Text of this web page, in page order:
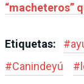
“macheteros”
Etiquetas: #
#Canindeyú #